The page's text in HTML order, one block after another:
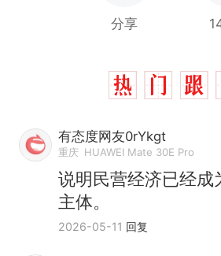
分享
有态度网友0rYkgt
重庆 HUAWEI Mate 30E Pro
说明民营经济已经成
主体。
2026-05-11 回复